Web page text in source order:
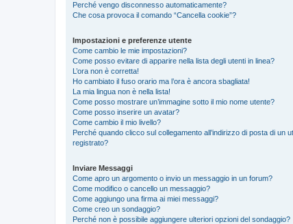
Perché vengo disconnesso automaticamente?
Che cosa provoca il comando “Cancella cookie”?
Impostazioni e preferenze utente
Come cambio le mie impostazioni?
Come posso evitare di apparire nella lista degli utenti in linea?
L’ora non è corretta!
Ho cambiato il fuso orario ma l’ora è ancora sbagliata!
La mia lingua non è nella lista!
Come posso mostrare un’immagine sotto il mio nome utente?
Come posso inserire un avatar?
Come cambio il mio livello?
Perché quando clicco sul collegamento all’indirizzo di posta di un
registrato?
Inviare Messaggi
Come apro un argomento o invio un messaggio in un forum?
Come modifico o cancello un messaggio?
Come aggiungo una firma ai miei messaggi?
Come creo un sondaggio?
Perché non è possibile aggiungere ulteriori opzioni del sondaggio?